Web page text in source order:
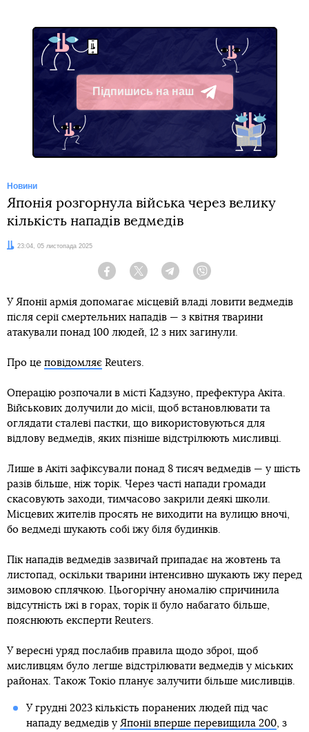
Підпишись на наш
Telegram
Новини
Японія розгорнула війська через велику
кількість нападів ведмедів
Дата:23:04, 05 листопада 2025
Facebook Twitter Telegram
У Японії армія допомагає місцевій владі ловити ведмедів
після серії смертельних нападів — з квітня тварини
атакували понад 100 людей, 12 з них загинули.
Про це повідомляє Reuters.
Операцію розпочали в місті Кадзуно, префектура Акіта.
Військових долучили до місії, щоб встановлювати та
оглядати сталеві пастки, що використовуються для
відлову ведмедів, яких пізніше відстрілюють мисливці.
Лише в Акіті зафіксували понад 8 тисяч ведмедів — у шість
разів більше, ніж торік. Через часті напади громади
скасовують заходи, тимчасово закрили деякі школи.
Місцевих жителів просять не виходити на вулицю вночі,
бо ведмеді шукають собі їжу біля будинків.
Пік нападів ведмедів зазвичай припадає на жовтень та
листопад, оскільки тварини інтенсивно шукають їжу перед
зимовою сплячкою. Цьогорічну аномалію спричинила
відсутність їжі в горах, торік її було набагато більше,
пояснюють експерти Reuters.
У вересні уряд послабив правила щодо зброї, щоб
мисливцям було легше відстрілювати ведмедів у міських
районах. Також Токіо планує залучити більше мисливців.
У грудні 2023 кількість поранених людей під час
нападу ведмедів у Японії вперше перевищила 200, з